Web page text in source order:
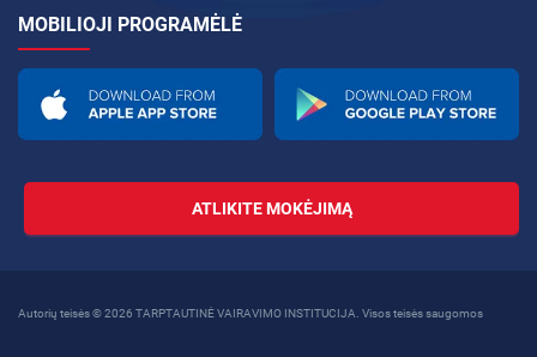
MOBILIOJI PROGRAMĖLĖ
ATLIKITE MOKĖJIMĄ
Autorių teisės © 2026 TARPTAUTINĖ VAIRAVIMO INSTITUCIJA. Visos teisės saugomos